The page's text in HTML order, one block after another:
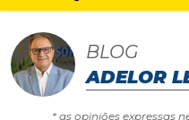
BLOG
ADELOR
* as opiniões expressas